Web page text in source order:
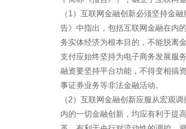
（1）互联网金融创新必须坚持金
告》中指出，包括互联网金融在内
务实体经济为根本目的，不能脱离
支付应始终坚持为电子商务发展服
融资要坚持平台功能，不得变相搞
事证券业务等非法金融活动。
（2）互联网金融创新应服从宏观
内的一切金融创新，均应有利于提